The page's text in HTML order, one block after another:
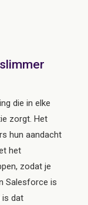
die in elke
zorgt. Het
hun aandacht
het
zodat je
Salesforce is
is dat